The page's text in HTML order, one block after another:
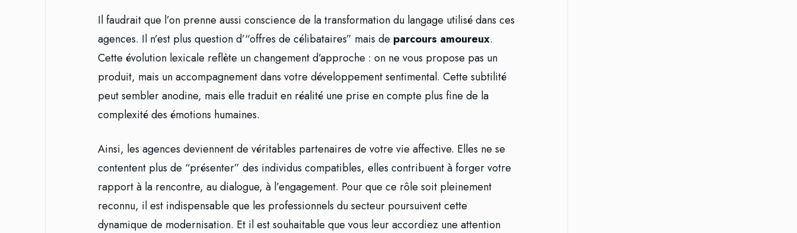
Il faudrait que l’on prenne aussi conscience de la transformation du langage utilisé dans ces
agences. Il n’est plus question d’“offres de célibataires” mais de parcours amoureux.
Cette évolution lexicale reflète un changement d’approche : on ne vous propose pas un
produit, mais un accompagnement dans votre développement sentimental. Cette subtilité
peut sembler anodine, mais elle traduit en réalité une prise en compte plus fine de la
complexité des émotions humaines.
Ainsi, les agences deviennent de véritables partenaires de votre vie affective. Elles ne se
contentent plus de “présenter” des individus compatibles, elles contribuent à forger votre
rapport à la rencontre, au dialogue, à l’engagement. Pour que ce rôle soit pleinement
reconnu, il est indispensable que les professionnels du secteur poursuivent cette
dynamique de modernisation. Et il est souhaitable que vous leur accordiez une attention